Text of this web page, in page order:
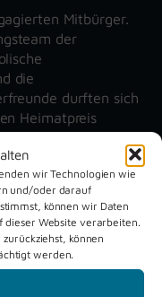
wir Technologien wie
und/oder darauf
können wir Daten
dieser Website verarbeiten.
können
werden.
Mitbürger.
der
die
durften sich
Heimatpreis
Dreckburg